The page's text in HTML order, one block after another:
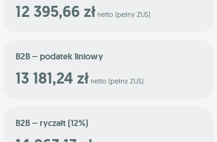
12 395,66 zł netto (pełny ZUS)
B2B – podatek liniowy
13 181,24 zł netto (pełny ZUS)
B2B – ryczałt (12%)